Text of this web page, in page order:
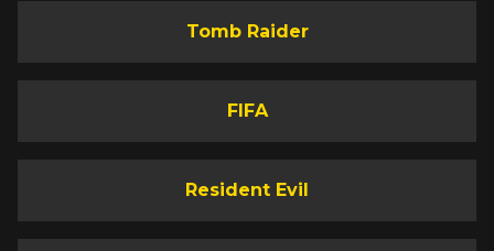
Tomb Raider
FIFA
Resident Evil